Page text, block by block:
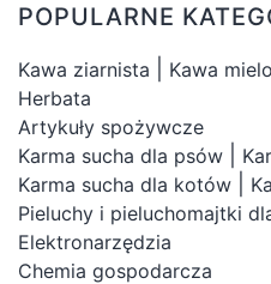
POPULARNE
Kawa ziarnista Kawa
Herbata
Artykuły spożywcze
Karma sucha dla psów
Karma sucha dla kotów
Pieluchy i pieluchomajtki
Elektronarzędzia
Chemia gospodarcza